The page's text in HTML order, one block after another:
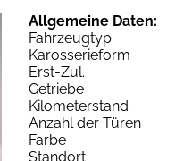
Allgemeine Daten:
Fahrzeugtyp
Karosserieform
Erst-Zul.
Getriebe
Kilometerstand
Anzahl der Türen
Farbe
Standort